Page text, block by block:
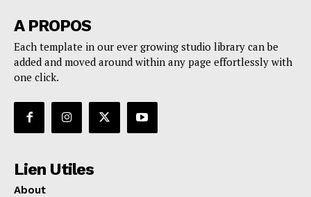
A PROPOS
Each template in our ever growing studio library can be
added and moved around within any page effortlessly with
one click.
Lien Utiles
About